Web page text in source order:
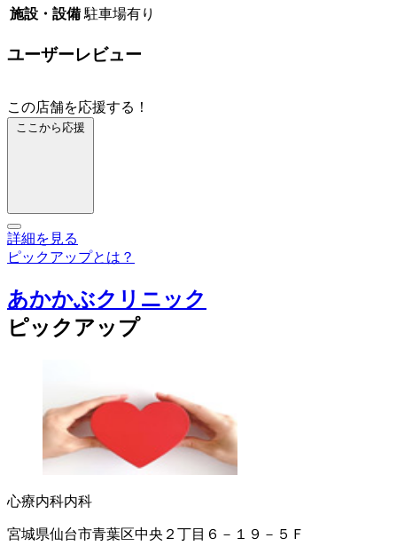
施設・設備 駐車場有り
ユーザーレビュー
この店舗を応援する！
ここから応援
詳細を見る
ピックアップとは？
あかかぶクリニック
ピックアップ
心療内科内科
宮城県仙台市青葉区中央２丁目６－１９－５Ｆ